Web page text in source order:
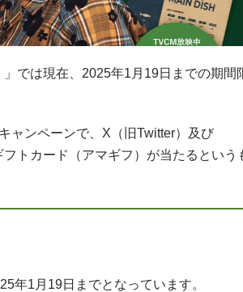
では現在、2025年1月19日までの期間
ャンペーンで、X（旧Twitter）及び
トカード（アマギフ）が当たるという
年1月19日までとなっています。